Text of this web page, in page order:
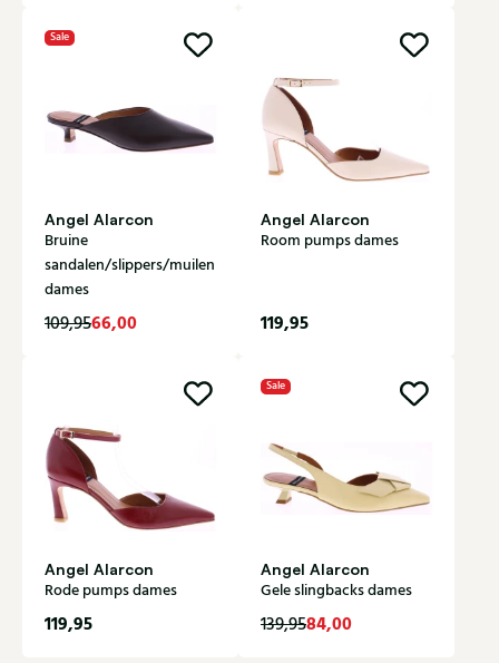
Sale
Angel Alarcon
Bruine
sandalen/slippers/muilen
dames
109,9566,00
Angel Alarcon
Room pumps dames
119,95
Angel Alarcon
Rode pumps dames
119,95
Sale
Angel Alarcon
Gele slingbacks dames
139,9584,00